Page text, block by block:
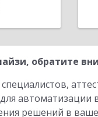
обратите
автоматизации
решений в